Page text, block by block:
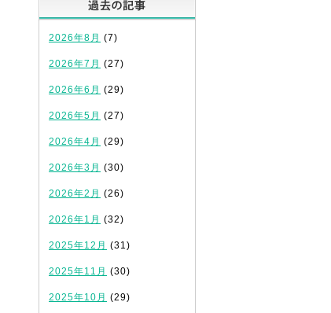
2026年8月 (7)
2026年7月 (27)
2026年6月 (29)
2026年5月 (27)
2026年4月 (29)
2026年3月 (30)
2026年2月 (26)
2026年1月 (32)
2025年12月 (31)
2025年11月 (30)
2025年10月 (29)